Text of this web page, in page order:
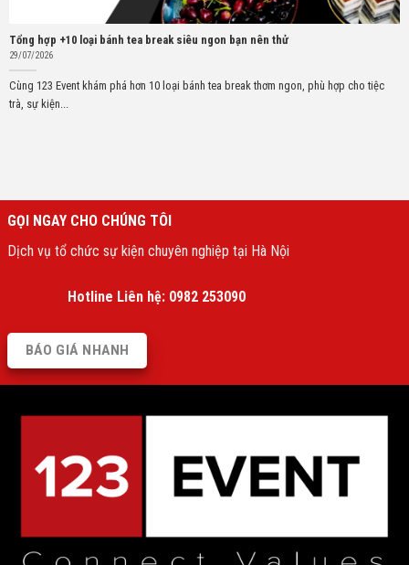
Tổng hợp +10 loại bánh tea break siêu ngon bạn nên thử
29/07/2026
Cùng 123 Event khám phá hơn 10 loại bánh tea break thơm ngon, phù hợp cho tiệc
trà, sự kiện...
GỌI NGAY CHO CHÚNG TÔI
Dịch vụ tổ chức sự kiện chuyên nghiệp tại Hà Nội
Hotline Liên hệ: 0982 253090
BÁO GIÁ NHANH